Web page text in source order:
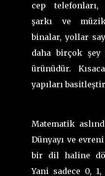
cep telefonları,
şarkı ve
binalar, yollar
daha birçok
ürünüdür.
yapıları
Matematik
Dünyayı ve
bir dil haline
Yani sadece 0,